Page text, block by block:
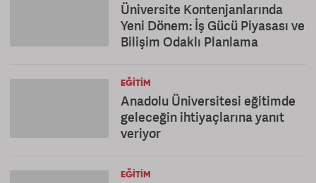
Üniversite Kontenjanlarında
Yeni Dönem: İş Gücü Piyasası ve
Bilişim Odaklı Planlama
EĞITIM
Anadolu Üniversitesi eğitimde
geleceğin ihtiyaçlarına yanıt
veriyor
EĞITIM